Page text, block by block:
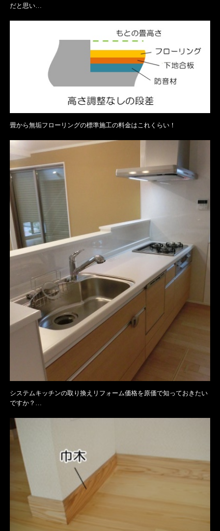
だと思い…
畳から無垢フローリングの標準施工の料金はこれくらい！
システムキッチンの取り換えリフォーム価格を原価で知っておきたい
ですか？…